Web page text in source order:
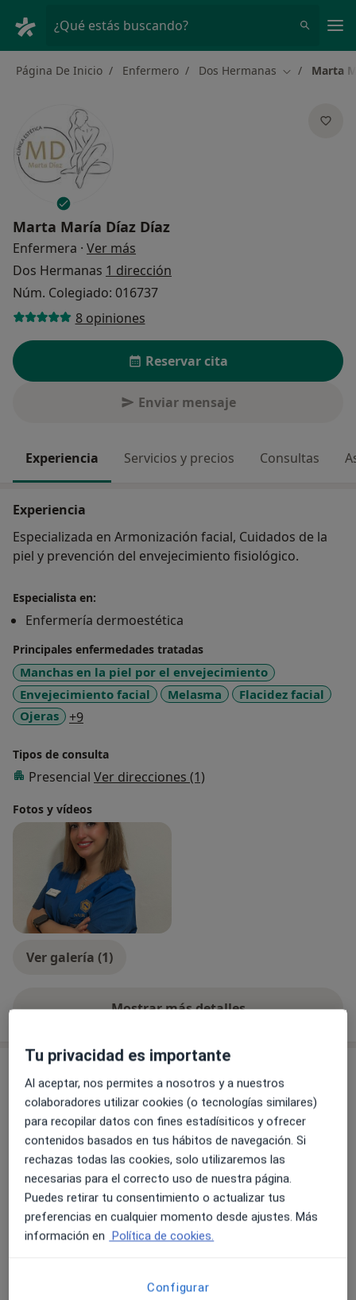
¿Qué estás buscando?
Página De Inicio Enfermero Dos Hermanas Cambiar de
Marta
Marta María Díaz Díaz
Enfermera · Ver más
Dos Hermanas 1 dirección
Núm. Colegiado: 016737
8 opiniones
Reservar cita
Enviar mensaje
Experiencia Servicios y precios Consultas
Experiencia
Especializada en Armonización facial, Cuidados de la
piel y prevención del envejecimiento fisiológico.
Especialista en:
Enfermería dermoestética
Principales enfermedades tratadas
Manchas en la piel por el envejecimiento
Envejecimiento facial
Melasma
Flacidez facial
Ojeras
+9a11y_sr_more_diseases
Tipos de consulta
Presencial Ver direcciones (1)
Fotos y vídeos
Ver galería (1)
Mostrar más detalles
Servicios y precios
Primera visita Enfermería
Servicio gratuito Detalles Reservar cita
Biorevitalización facial con exosomas
120 € Detalles
Estimuladores de colágeno
Tu privacidad es importante
Al aceptar, nos permites a nosotros y a nuestros
colaboradores utilizar cookies (o tecnologías similares)
para recopilar datos con fines estadísiticos y ofrecer
contenidos basados en tus hábitos de navegación. Si
rechazas todas las cookies, solo utilizaremos las
necesarias para el correcto uso de nuestra página.
Puedes retirar tu consentimiento o actualizar tus
preferencias en cualquier momento desde ajustes. Más
información en Política de cookies.
Configurar